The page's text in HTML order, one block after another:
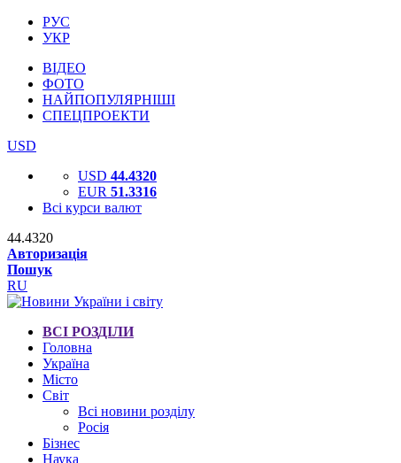
РУС
УКР
ВІДЕО
ФОТО
НАЙПОПУЛЯРНІШІ
СПЕЦПРОЕКТИ
USD
USD 44.4320
EUR 51.3316
Всі курси валют
44.4320
Авторизація
Пошук
RU
ВСІ РОЗДІЛИ
Головна
Україна
Місто
Світ
Всі новини розділу
Росія
Бізнес
Наука